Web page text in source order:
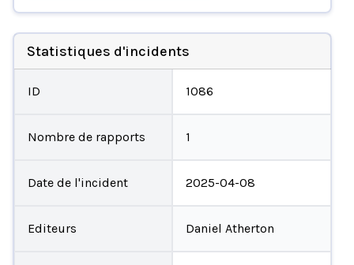
Statistiques d'incidents
ID 1086
Nombre de rapports 1
Date de l'incident 2025-04-08
Editeurs Daniel Atherton